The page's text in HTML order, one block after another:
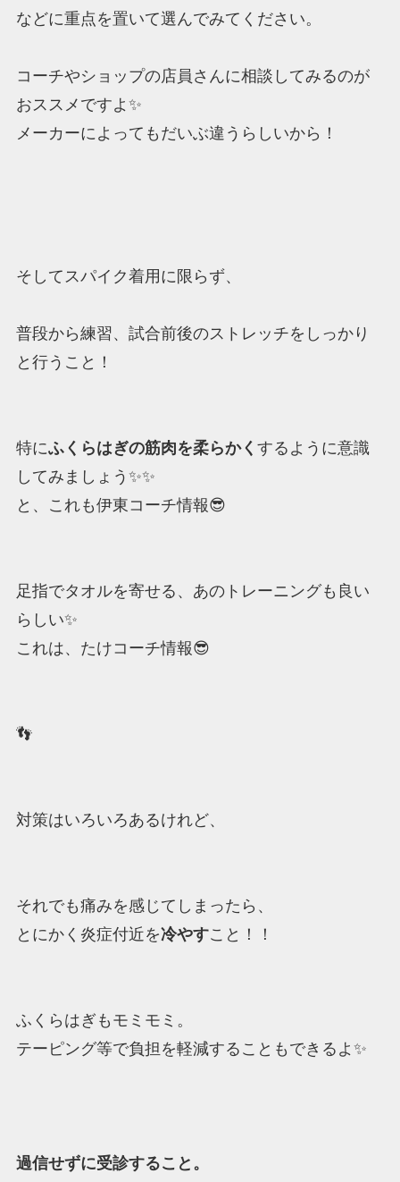
などに重点を置いて選んでみてください。
コーチやショップの店員さんに相談してみるのが
おススメですよ✨
メーカーによってもだいぶ違うらしいから！
そしてスパイク着用に限らず、
普段から練習、試合前後のストレッチをしっかり
と行うこと！
特にふくらはぎの筋肉を柔らかく するように意識
してみましょう✨✨
と、これも伊東コーチ情報😎
足指でタオルを寄せる、あのトレーニングも良い
らしい✨
これは、たけコーチ情報😎
👣
対策はいろいろあるけれど、
それでも痛みを感じてしまったら、
とにかく炎症付近を冷やすこと！！
ふくらはぎもモミモミ。
テーピング等で負担を軽減することもできるよ✨
過信せずに受診すること。